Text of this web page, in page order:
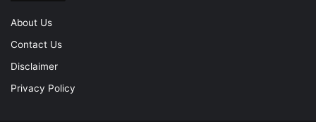
About Us
Contact Us
Disclaimer
Privacy Policy